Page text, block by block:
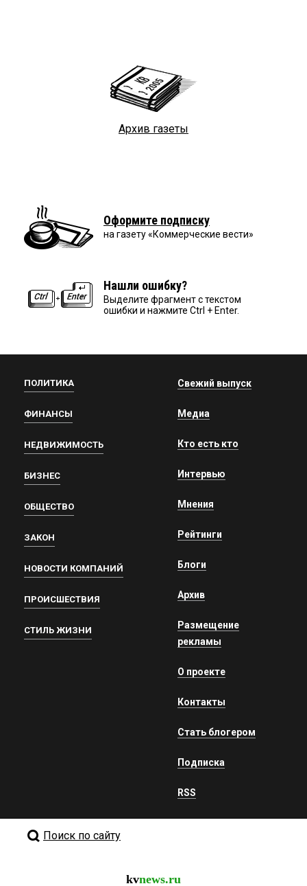
Архив газеты
Оформите подписку
на газету «Коммерческие вести»
Нашли ошибку?
Выделите фрагмент с текстом
ошибки и нажмите Ctrl + Enter.
ПОЛИТИКА
ФИНАНСЫ
НЕДВИЖИМОСТЬ
БИЗНЕС
ОБЩЕСТВО
ЗАКОН
НОВОСТИ КОМПАНИЙ
ПРОИСШЕСТВИЯ
СТИЛЬ ЖИЗНИ
Свежий выпуск
Медиа
Кто есть кто
Интервью
Мнения
Рейтинги
Блоги
Архив
Размещение
рекламы
О проекте
Контакты
Стать блогером
Подписка
RSS
Поиск по сайту
kvnews.ru